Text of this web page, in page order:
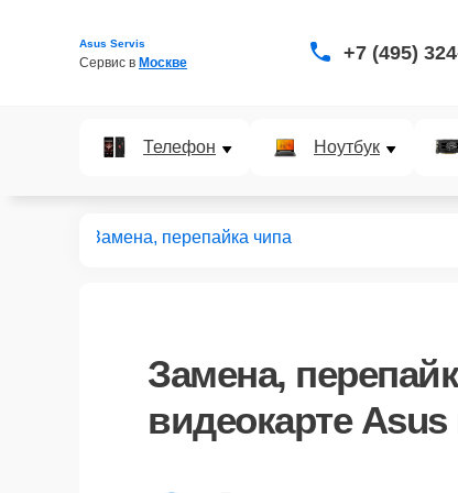
Asus Servis
Сервис в Москве +7 (495)
Телефон Ноутбук
Замена, перепайка чипа
Замена,
видеокарте